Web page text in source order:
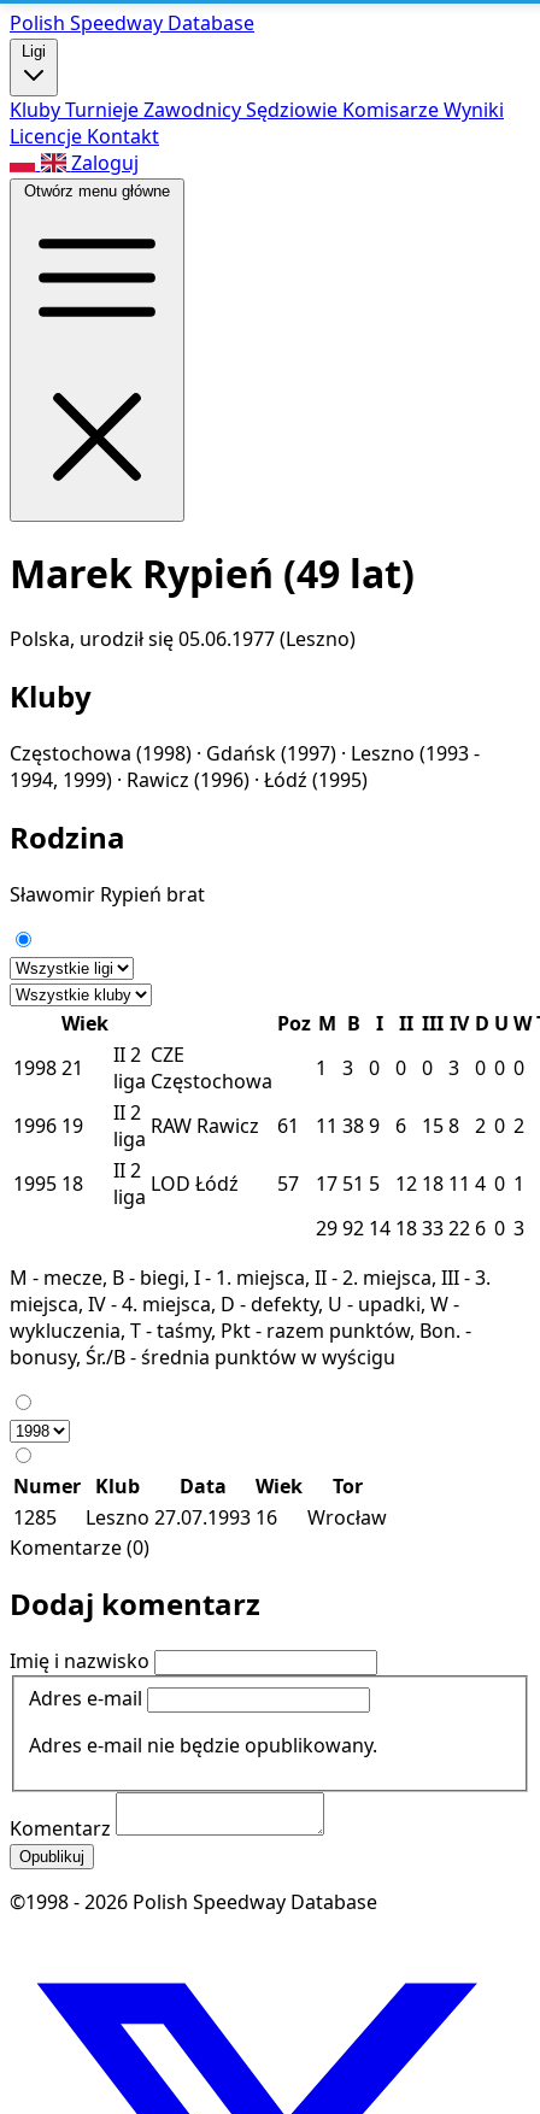
Polish Speedway Database
Ligi
KlubyTurniejeZawodnicySędziowie KomisarzeWyniki
Licencje Kontakt
Zaloguj
Otwórz menu główne
Marek Rypień (49 lat)
Polska, urodził się 05.06.1977 (Leszno)
Kluby
Częstochowa (1998) · Gdańsk(1997) · Leszno (1993 -
1994, 1999) · Rawicz (1996) · Łódź (1995)
Rodzina
Sławomir Rypień brat
Wiek Poz M B I II III IV D U W
199821 II2
liga
CZE
Częstochowa
1 3 0 0 0 3 0 0 0
1996 19 II2
liga RAW Rawicz 61 11 389 6 158 2 0 2
1995 18 II2
liga LOD Łódź 57 17 51 5 12 18 11 4 0 1
2992 14 183322 6 0 3
M - mecze, B - biegi, I - 1. miejsca, II - 2. miejsca, III - 3.
miejsca, IV - 4. miejsca, D - defekty, U - upadki, W -
wykluczenia, T - taśmy, Pkt - razem punktów, Bon. -
bonusy, Śr./B - średnia punktów w wyścigu
Numer Klub Data Wiek
Tor
1285
Leszno 27.07.1993 16
Wrocław
Komentarze (0)
Dodaj komentarz
Imię i nazwisko
Adres e-mail
Adres e-mail nie będzie opublikowany.
Komentarz
Opublikuj
©1998 - 2026 Polish Speedway Database